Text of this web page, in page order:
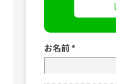
お名前 *